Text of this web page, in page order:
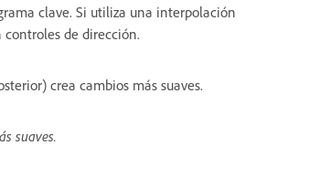
clave. Si utiliza una interpolación
de dirección.
crea cambios más suaves.
suaves.